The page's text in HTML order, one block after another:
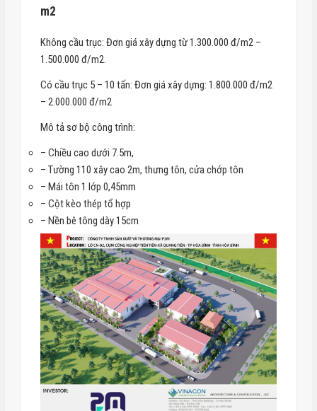
m2
Không cầu trục: Đơn giá xây dựng từ 1.300.000 đ/m2 –
1.500.000 đ/m2.
Có cầu trục 5 – 10 tấn: Đơn giá xây dựng: 1.800.000 đ/m2
– 2.000.000 đ/m2
Mô tả sơ bộ công trình:
– Chiều cao dưới 7.5m,
– Tường 110 xây cao 2m, thưng tôn, cửa chớp tôn
– Mái tôn 1 lớp 0,45mm
– Cột kèo thép tổ hợp
– Nền bê tông dày 15cm